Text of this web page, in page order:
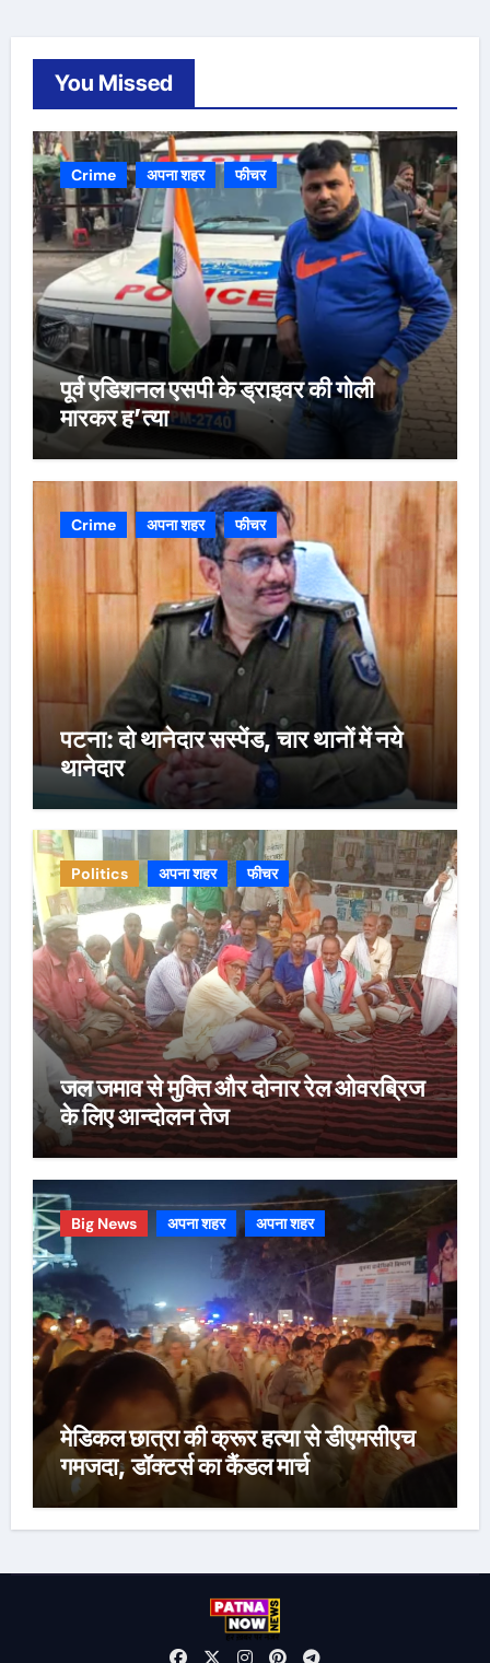
You Missed
Crime अपना शहर फीचर
पूर्व एडिशनल एसपी के ड्राइवर की गोली
मारकर ह’त्या
Crime अपना शहर फीचर
पटना: दो थानेदार सस्पेंड, चार थानों में नये
थानेदार
Politics अपना शहर फीचर
जल जमाव से मुक्ति और दोनार रेल ओवरब्रिज
के लिए आन्दोलन तेज
Big News अपना शहर अपना शहर
मेडिकल छात्रा की क्रूर हत्या से डीएमसीएच
गमजदा, डॉक्टर्स का कैंडल मार्च